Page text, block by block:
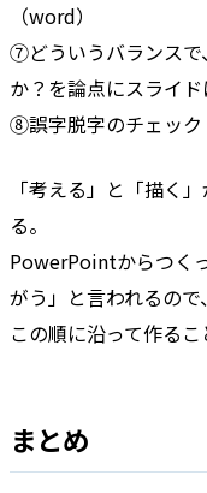
（word）
⑦どういうバランスで
か？を論点にスライ
⑧誤字脱字のチェック
「考える」と「描く
る。
PowerPointからつく
がう」と言われるので、
この順に沿って作るこ
まとめ